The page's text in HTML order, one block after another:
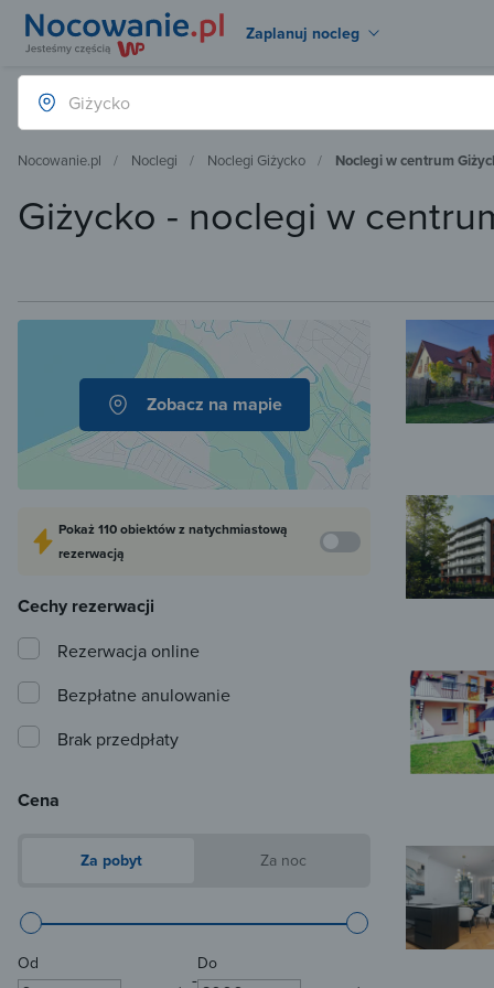
Zaplanuj nocleg
Nocowanie.pl Noclegi Noclegi Giżycko Noclegi w centrum
Giżycko - noclegi w
Zobacz na mapie
Pokaż110 obiektówz natychmiastową
rezerwacją
Cechy rezerwacji
Rezerwacja online
Bezpłatne anulowanie
Brak przedpłaty
Cena
Za pobyt Za noc
Od
-
Do